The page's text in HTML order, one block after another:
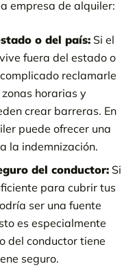
empresa de alquiler:
o del país: Si el
fuera del estado o
reclamarle
horarias y
crear barreras. En
puede ofrecer una
la indemnización.
del conductor: Si
para cubrir tus
ser una fuente
es especialmente
del conductor tiene
seguro.